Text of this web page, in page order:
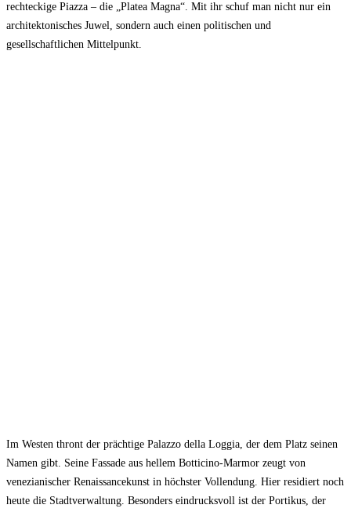
rechteckige Piazza – die „Platea Magna“. Mit ihr schuf man nicht nur ein
architektonisches Juwel, sondern auch einen politischen und
gesellschaftlichen Mittelpunkt.
Im Westen thront der prächtige Palazzo della Loggia, der dem Platz seinen
Namen gibt. Seine Fassade aus hellem Botticino-Marmor zeugt von
venezianischer Renaissancekunst in höchster Vollendung. Hier residiert noch
heute die Stadtverwaltung. Besonders eindrucksvoll ist der Portikus, der